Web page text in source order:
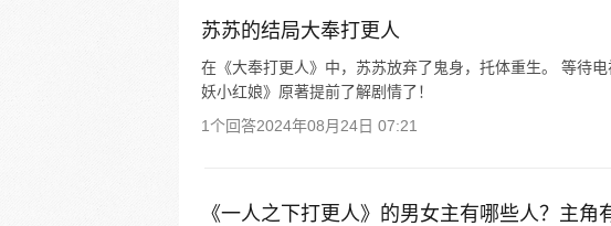
苏苏的结局大奉打更人
在《大奉打更人》中，苏苏放弃了鬼身，托体重生。 等待
妖小红娘》原著提前了解剧情了！
1个回答2024年08月24日 07:21
《一人之下打更人》的男女主有哪些人？主角